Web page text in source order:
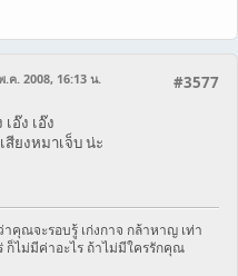
#3577
.ค. 2008, 16:13 น.
เอ๊ง เอ๊ง
สียงหมาเจ็บ น่ะ
าคุณจะรอบรู้ เก่งกาจ กล้าหาญ เท่า
ก็ไม่มีค่าอะไร ถ้าไม่มีใครรักคุณ